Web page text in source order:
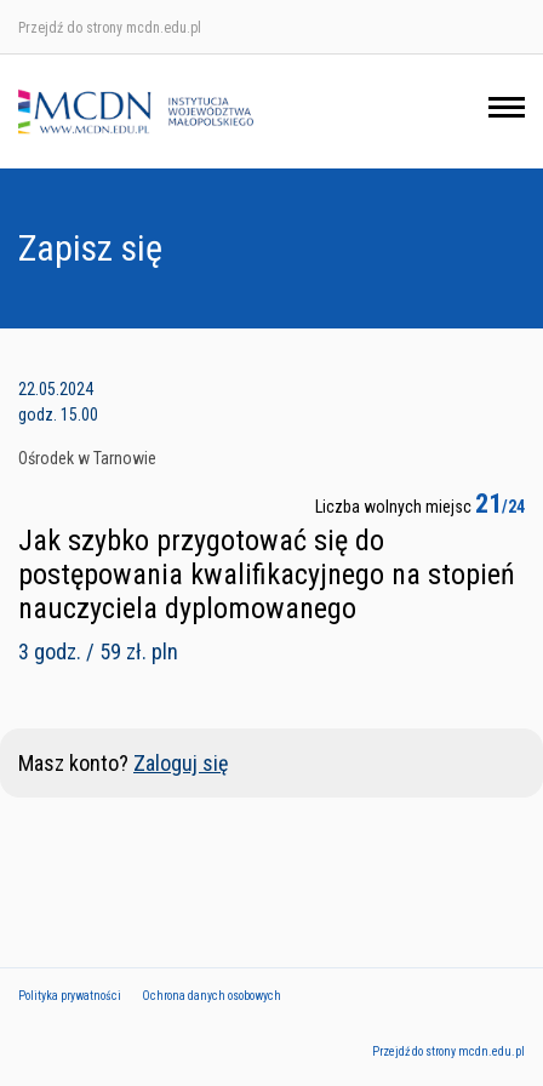
Przejdź do strony mcdn.edu.pl
Zapisz się
22.05.2024
godz. 15.00
Ośrodek w Tarnowie
Liczba wolnych miejsc 21/24
Jak szybko przygotować się do
postępowania kwalifikacyjnego na stopień
nauczyciela dyplomowanego
3 godz. / 59 zł. pln
Masz konto? Zaloguj się
Polityka prywatności Ochrona danych osobowych
Przejdź do strony mcdn.edu.pl
Ośrodek w Krakowie
Ośrodek w Nowym Sączu
Ośrodek w Tarnowie